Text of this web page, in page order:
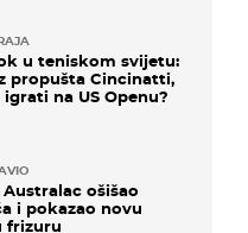
u teniskom svijetu:
propušta Cincinatti,
na US Openu?
Australac ošišao
i pokazao novu
frizuru